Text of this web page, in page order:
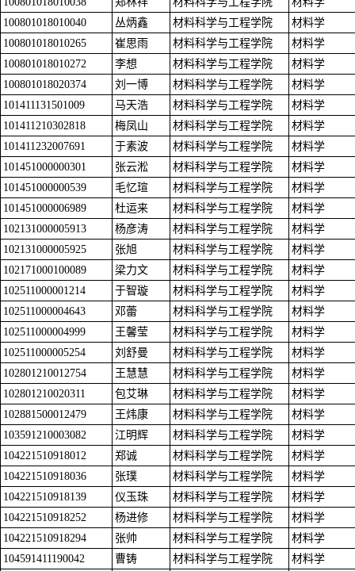
100801018010040
丛炳鑫 材料科学与工程学院
材料学
100801018010265
崔思雨 材料科学与工程学院
材料学
100801018010272
李想 材料科学与工程学院
材料学
100801018020374
刘一博 材料科学与工程学院
材料学
101411131501009
马天浩 材料科学与工程学院
材料学
101411210302818
梅凤山 材料科学与工程学院
材料学
101411232007691
于素波 材料科学与工程学院
材料学
101451000000301
张云淞 材料科学与工程学院
材料学
101451000000539
毛忆瑄 材料科学与工程学院
材料学
101451000006989
杜运来 材料科学与工程学院
材料学
102131000005913
杨彦涛 材料科学与工程学院
材料学
102131000005925
张旭 材料科学与工程学院
材料学
102171000100089
梁力文 材料科学与工程学院
材料学
102511000001214
于智璇 材料科学与工程学院
材料学
102511000004643
邓蕾 材料科学与工程学院
材料学
102511000004999
王馨莹 材料科学与工程学院
材料学
102511000005254
刘舒曼 材料科学与工程学院
材料学
102801210012754
王慧慧 材料科学与工程学院
材料学
102801210020311
包艾琳 材料科学与工程学院
材料学
102881500012479
王炜康 材料科学与工程学院
材料学
103591210003082
江明辉 材料科学与工程学院
材料学
104221510918012
郑诚 材料科学与工程学院
材料学
104221510918036
张璞 材料科学与工程学院
材料学
104221510918139
仪玉珠 材料科学与工程学院
材料学
104221510918252
杨进修 材料科学与工程学院
材料学
104221510918294
张帅 材料科学与工程学院
材料学
104591411190042
曹铸 材料科学与工程学院
材料学